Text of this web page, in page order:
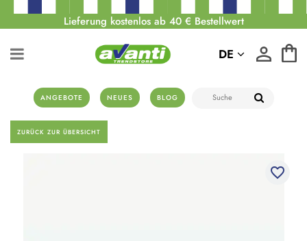
Lieferung kostenlos ab 40 € Bestellwert
ANGEBOTE NEUES BLOG
DE
ZURÜCK ZUR ÜBERSICHT
favorite_border